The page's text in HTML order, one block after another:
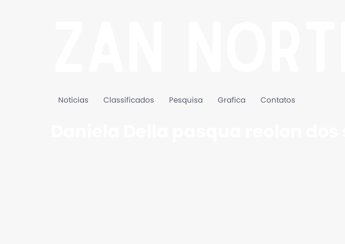
Noticias Classificados Pesquisa Grafica Contatos